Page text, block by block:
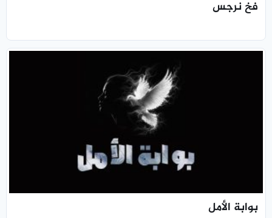
فخ نرجس
بوابة الأمل